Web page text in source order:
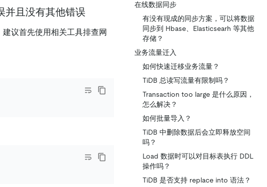
并且没有其他错误
议首先使用相关工具排查网
在线数据同步
有没有现成的同步方案，可以将数据
同步到 Hbase、Elasticsearh 等其他
存储？
业务流量迁入
如何快速迁移业务流量？
TiDB 总读写流量有限制吗？
Transaction too large 是什么原因，
怎么解决？
如何批量导入？
TiDB 中删除数据后会立即释放空间
吗？
Load 数据时可以对目标表执行 DDL
操作吗？
TiDB 是否支持 replace into 语法？